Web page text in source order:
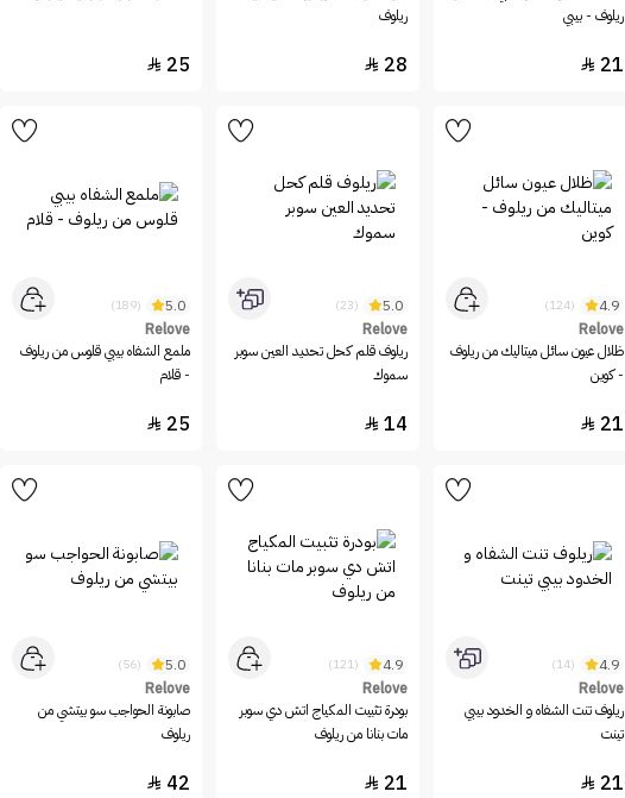
ريلوف - بيبي
21

ريلوف
28

25

4.9
(124)
Relove
ظلال عيون سائل ميتاليك من ريلوف
- كوين
21

5.0
(23)
Relove
ريلوف قلم كحل تحديد العين سوبر
سموك
14

5.0
(189)
Relove
ملمع الشفاه بيبي قلوس من ريلوف
- قلام
25

4.9
(14)
Relove
ريلوف تنت الشفاه و الخدود بيبي
تينت
21

4.9
(121)
Relove
بودرة تثبيت المكياج اتش دي سوبر
مات بنانا من ريلوف
21

5.0
(56)
Relove
صابونة الحواجب سو بيتشي من
ريلوف
42
